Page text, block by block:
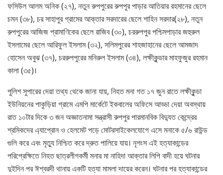
ফসিউল আলম অনিক (২৭), নতুন রুপপুরের রুপপুর পাড়ার আতিয়ার রহমানের ছেলে
চমন (৩৮), চর সাহাপুর গ্রামের আক্তার সরদারের ছেলে শাহিন সরদার(২৮), নতুন
রুপপুরের আজিজ প্রামাণিকের ছেলে রাজিব (৩০), চররুপপুর পশ্চিমপাড়ার জহুরুল
ইসলামের ছেলে আরিফুল ইসলাম (৩২), সলিমপুরের শাহজাহানের ছেলে আমজাদ
হোসেন অবুঝ (৩৭), চররুপপুরের মনিরুল ইসলাম (৩৪), লক্ষীকুন্ডার মাহফুজুর রহমান
কালা (৩৫)।
পুলিশ সুপারের দেয়া তথ্য থেকে জানা যায়, নিহত মনা গত ১৭ জুন রাতে লক্ষীকুন্ডা
ইউনিয়নের পাকুড়িয়া গ্রামে এমপি মার্কেটে ইকবালের অফিসে আড্ডা দেয়া অবস্থায়
রাত ১০টার দিকে ৩ জন অজ্ঞাতনামা সন্ত্রাসী রুপপুর পারমানবিক বিদ্যুত কেন্দ্রের
শ্রমিকদের এ্যাপ্রোন ও হেলমেট পড়ে মোটরসাইকেলযোগে এসে মনাকে ৫/৬ রাউন্ড
গুলি করে এবং মৃত্যু নিশ্চিত করে দ্রুত পালিয়ে যায়। নৃশংস এই হত্যাকান্ডের
পরিপ্রেক্ষিতে নিহত ছাত্রলীগকর্মী মনার মা নাহিদা আক্তার লিপি বাদী হয়ে ঘটনার
দুইদিন পর ঈশ্বরদী থানায় একটি হত্যা মামলা দায়ের করেন। ঘটনার পর হত্যাকান্ডের